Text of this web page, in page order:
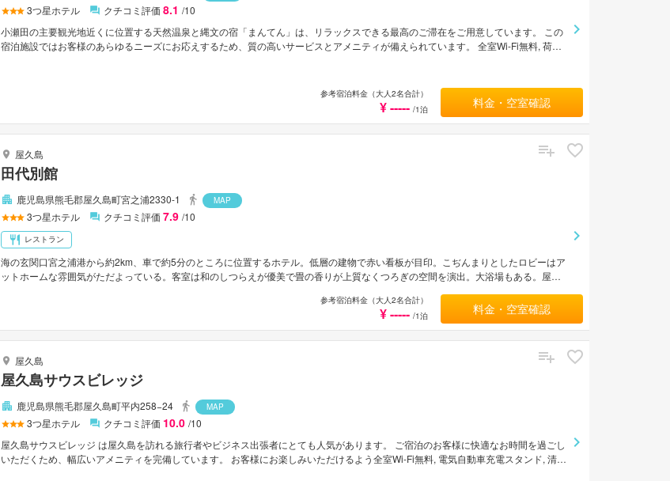
3つ星ホテル クチコミ評価 8.1 /10
小瀬田の主要観光地近くに位置する天然温泉と縄文の宿「まんてん」は、リラックスできる最高のご滞在をご用意しています。 この
宿泊施設ではお客様のあらゆるニーズにお応えするため、質の高いサービスとアメニティが備えられています。 全室Wi-Fi無料, 荷物
ます。 一日の疲れを癒すためにサウナ, マッサージ, ガーデンなどの館内施設をご利用いただけます。 天然温泉と縄文の宿「まんて
参考宿泊料金（大人2名合計）
¥ ----- /1泊 料金・空室確認
屋久島
田代別館
鹿児島県熊毛郡屋久島町宮之浦2330-1 MAP
3つ星ホテル クチコミ評価 7.9 /10
レストラン
海の玄関口宮之浦港から約2km、車で約5分のところに位置するホテル。低層の建物で赤い看板が目印。こぢんまりとしたロビーはア
ットホームな雰囲気がただよっている。客室は和のしつらえが優美で畳の香りが上質なくつろぎの空間を演出。大浴場もある。屋久
参考宿泊料金（大人2名合計）
¥ ----- /1泊 料金・空室確認
屋久島
屋久島サウスビレッジ
鹿児島県熊毛郡屋久島町平内258−24 MAP
3つ星ホテル クチコミ評価 10.0 /10
屋久島サウスビレッジ は屋久島を訪れる旅行者やビジネス出張者にとても人気があります。 ご宿泊のお客様に快適なお時間を過ごし
いただくため、幅広いアメニティを完備しています。 お客様にお楽しみいただけるよう全室Wi-Fi無料, 電気自動車充電スタンド, 清掃